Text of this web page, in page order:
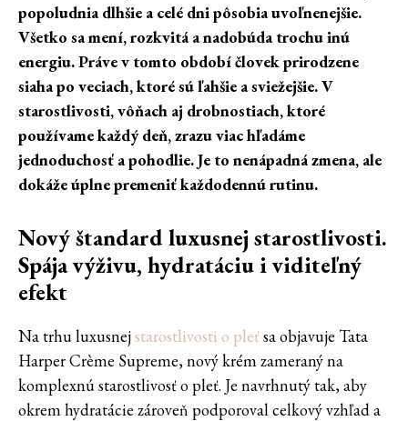
popoludnia dlhšie a celé dni pôsobia uvoľnenejšie.
Všetko sa mení, rozkvitá a nadobúda trochu inú
energiu. Práve v tomto období človek prirodzene
siaha po veciach, ktoré sú ľahšie a sviežejšie. V
starostlivosti, vôňach aj drobnostiach, ktoré
používame každý deň, zrazu viac hľadáme
jednoduchosť a pohodlie. Je to nenápadná zmena, ale
dokáže úplne premeniť každodennú rutinu.
Nový štandard luxusnej starostlivosti.
Spája výživu, hydratáciu i viditeľný
efekt
Na trhu luxusnejstarostlivosti o pleťsa objavuje Tata
Harper Crème Supreme, nový krém zameraný na
komplexnú starostlivosť o pleť. Je navrhnutý tak, aby
okrem hydratácie zároveň podporoval celkový vzhľad a